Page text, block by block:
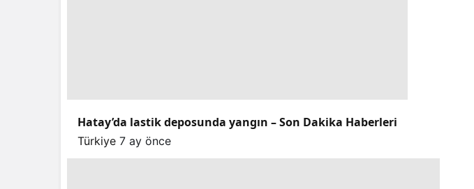
Hatay’da lastik deposunda yangın – Son Dakika Haberleri
Türkiye 7 ay önce